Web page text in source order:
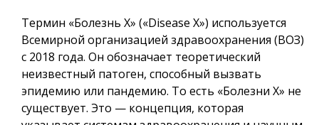
Термин «Болезнь X» («Disease X») используется
Всемирной организацией здравоохранения (ВОЗ)
с 2018 года. Он обозначает теоретический
неизвестный патоген, способный вызвать
эпидемию или пандемию. То есть «Болезни X» не
существует. Это — концепция, которая